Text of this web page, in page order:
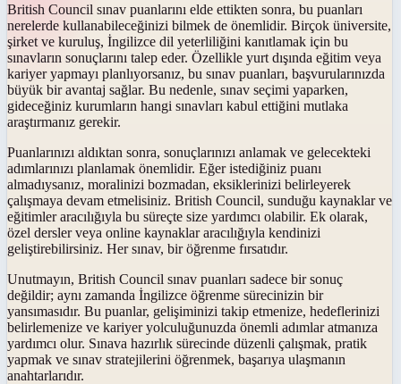
British Council sınav puanlarını elde ettikten sonra, bu puanları
nerelerde kullanabileceğinizi bilmek de önemlidir. Birçok üniversite,
şirket ve kuruluş, İngilizce dil yeterliliğini kanıtlamak için bu
sınavların sonuçlarını talep eder. Özellikle yurt dışında eğitim veya
kariyer yapmayı planlıyorsanız, bu sınav puanları, başvurularınızda
büyük bir avantaj sağlar. Bu nedenle, sınav seçimi yaparken,
gideceğiniz kurumların hangi sınavları kabul ettiğini mutlaka
araştırmanız gerekir.
Puanlarınızı aldıktan sonra, sonuçlarınızı anlamak ve gelecekteki
adımlarınızı planlamak önemlidir. Eğer istediğiniz puanı
almadıysanız, moralinizi bozmadan, eksiklerinizi belirleyerek
çalışmaya devam etmelisiniz. British Council, sunduğu kaynaklar ve
eğitimler aracılığıyla bu süreçte size yardımcı olabilir. Ek olarak,
özel dersler veya online kaynaklar aracılığıyla kendinizi
geliştirebilirsiniz. Her sınav, bir öğrenme fırsatıdır.
Unutmayın, British Council sınav puanları sadece bir sonuç
değildir; aynı zamanda İngilizce öğrenme sürecinizin bir
yansımasıdır. Bu puanlar, gelişiminizi takip etmenize, hedeflerinizi
belirlemenize ve kariyer yolculuğunuzda önemli adımlar atmanıza
yardımcı olur. Sınava hazırlık sürecinde düzenli çalışmak, pratik
yapmak ve sınav stratejilerini öğrenmek, başarıya ulaşmanın
anahtarlarıdır.